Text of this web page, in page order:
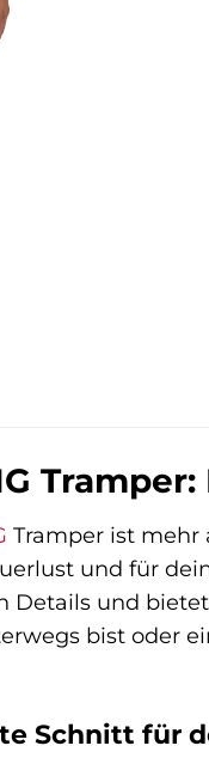
Tramper ist mehr
und für
Details und
bist oder
Schnitt für